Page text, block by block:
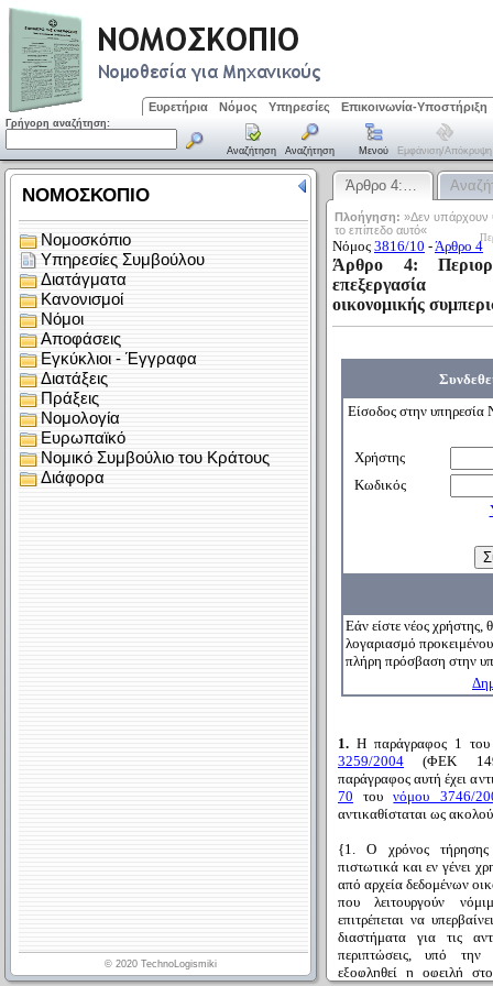
Ευρετήρια Νόμος Υπηρεσίες Επικοινωνία-Υποστήριξη
Γρήγορη αναζήτηση:
Αναζήτηση Αναζήτηση Μενού Εμφάνιση/απόκρυψη
Άρθρο 4:…